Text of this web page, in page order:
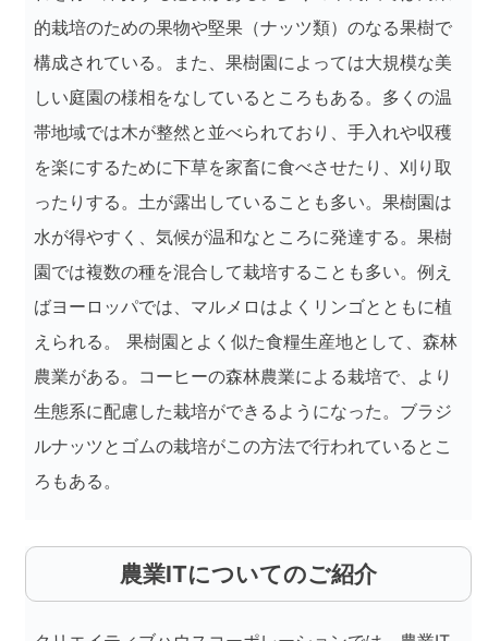
的栽培のための果物や堅果（ナッツ類）のなる果樹で
構成されている。また、果樹園によっては大規模な美
しい庭園の様相をなしているところもある。多くの温
帯地域では木が整然と並べられており、手入れや収穫
を楽にするために下草を家畜に食べさせたり、刈り取
ったりする。土が露出していることも多い。果樹園は
水が得やすく、気候が温和なところに発達する。果樹
園では複数の種を混合して栽培することも多い。例え
ばヨーロッパでは、マルメロはよくリンゴとともに植
えられる。 果樹園とよく似た食糧生産地として、森林
農業がある。コーヒーの森林農業による栽培で、より
生態系に配慮した栽培ができるようになった。ブラジ
ルナッツとゴムの栽培がこの方法で行われているとこ
ろもある。
農業ITについてのご紹介